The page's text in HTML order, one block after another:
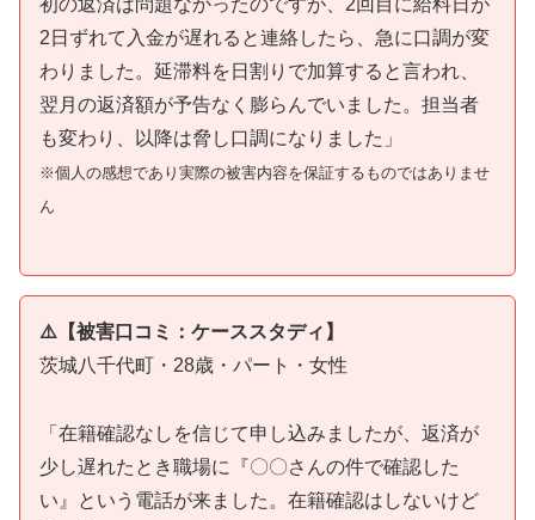
2日ずれて入金が遅れると連絡したら、急に口調が変
わりました。延滞料を日割りで加算すると言われ、
翌月の返済額が予告なく膨らんでいました。担当者
も変わり、以降は脅し口調になりました」
※個人の感想であり実際の被害内容を保証するものではありませ
ん
⚠️【被害口コミ：ケーススタディ】
茨城八千代町・28歳・パート・女性
「在籍確認なしを信じて申し込みましたが、返済が
少し遅れたとき職場に『〇〇さんの件で確認した
い』という電話が来ました。在籍確認はしないけど